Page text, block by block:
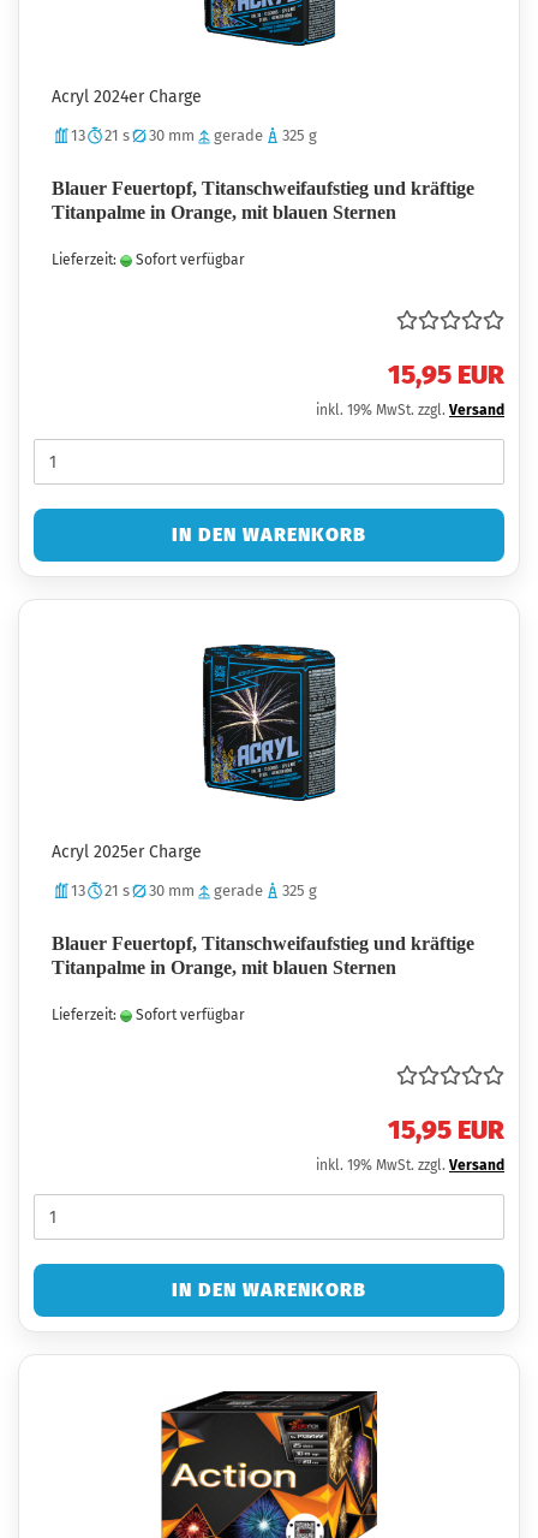
Acryl 2024er Charge
13 21 s 30 mm gerade 325 g
Blauer Feuertopf, Titanschweifaufstieg und kräftige
Titanpalme in Orange, mit blauen Sternen
Lieferzeit: Sofort verfügbar
15,95 EUR
inkl. 19% MwSt. zzgl. Versand
IN DEN WARENKORB
Acryl 2025er Charge
13 21 s 30 mm gerade 325 g
Blauer Feuertopf, Titanschweifaufstieg und kräftige
Titanpalme in Orange, mit blauen Sternen
Lieferzeit: Sofort verfügbar
15,95 EUR
inkl. 19% MwSt. zzgl. Versand
IN DEN WARENKORB